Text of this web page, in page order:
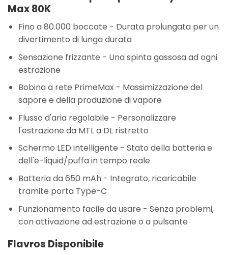
Max 80K
Fino a 80.000 boccate - Durata prolungata per un
divertimento di lunga durata
Sensazione frizzante - Una spinta gassosa ad ogni
estrazione
Bobina a rete PrimeMax- Massimizzazione del
sapore e della produzione di vapore
Flusso d'aria regolabile - Personalizzare
l'estrazione da MTL a DL ristretto
Schermo LED intelligente - Stato della batteria e
dell'e-liquid/puffa in tempo reale
Batteria da 650 mAh- Integrato, ricaricabile
tramite porta Type-C
Funzionamento facile da usare - Senza problemi,
con attivazione ad estrazione o a pulsante
Flavros Disponibile